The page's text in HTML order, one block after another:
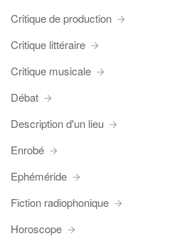
Critique de production
Critique littéraire
Critique musicale
Débat
Description d'un lieu
Enrobé
Ephéméride
Fiction radiophonique
Horoscope